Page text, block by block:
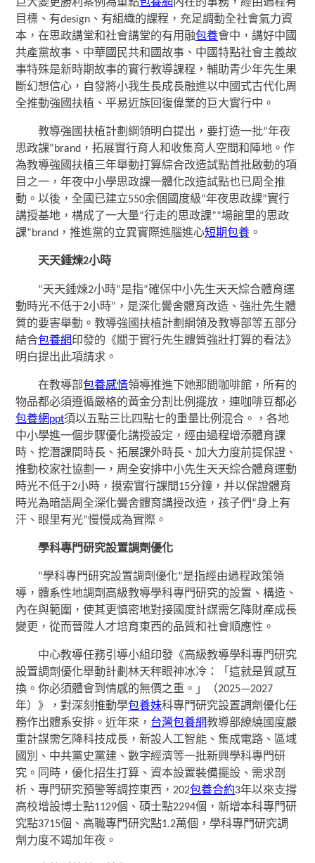
巨大變更勝利案例為重點包養網 內在的事務，經由過程有
目標、有design、有組織的課程，充足調動全社會氣力資
本，在思政講堂和社會講堂的有用融包養會中，講好中國
共產黨故事、中華國民共和國故事、中國特點社會主義故
事特殊是新時期故事的實行教導課程，輔助青少年先生果
斷幻想信心，自發將小我生長成長融進以中國式古代化周
全推動強國扶植、平易近族回復偉業的巨大實行中。
教導強國扶植計劃綱領明白提出，要打造一批“年夜
思政課”brand，拓展實行育人和收集育人空間和陣地。作
為教導強國扶植三年舉動打算綜合改造試點首批啟動的項
目之一，年夜中小學思政課一體化改造試點也已周全推
動。以後，全國已建立550余個國度級“年夜思政課”實行
講授基地，構成了一大量“行走的思政課”“場館里的思政
課”brand，推進黨的立異實際進腦進心短期包養 。
天天錘煉2小時
“天天錘煉2小時”是指“確保中小先生天天綜合體育運
動時光不低于2小時”，是深化黌舍體育改造、強壯先生體
質的要害舉動。教導強國扶植計劃綱領及教導部等五部分
結合包養網印發的《關于實行先生體質強壯打算的看法》
明白提出此項請求。
在教導部包養感情領導推進下她那間咖啡館，所有的
物品都必須遵循嚴格的黃金分割比例擺放，連咖啡豆都必
包養網ppt須以五點三比四點七的重量比例混合。，各地
中小學進一個步驟優化講授設定，經由過程增添體育課
時、挖潛課間時長、拓展課外時長、加大力度前提保證、
推動校家社協劃一，周全安排中小先生天天綜合體育運動
時光不低于2小時，摸索實行課間15分鐘，并以保證體育
時光為暗語周全深化黌舍體育講授改造，孩子們“身上有
汗、眼里有光”慢慢成為實際。
學科專門研究設置調劑優化
“學科專門研究設置調劑優化”是指經由過程政策領
導，體系性地調劑高級教導學科專門研究的設置、構造、
內在與範圍，使其更慎密地對接國度計謀需乞降財產成長
變更，從而晉陞人才培育東西的品質和社會順應性。
中心教導任務引導小組印發《高級教導學科專門研究
設置調劑優化舉動計劃林天秤眼神冰冷：「這就是質感互
換。你必須體會到情感的無價之重。」（2025—2027
年）》，對深刻推動學包養妹科專門研究設置調劑優化任
務作出體系安排。近年來， 台灣包養網教導部繚繞國度嚴
重計謀需乞降科技成長，新設人工智能、集成電路、區域
國別、中共黨史黨建、數字經濟等一批新興學科專門研
究。同時，優化招生打算、資本設置裝備擺設、需求剖
析、專門研究預警等調控東西，202包養合約3年以來支撐
高校增設博士點1129個、碩士點2294個，新增本科專門研
究點3715個、高職專門研究點1.2萬個，學科專門研究調
劑力度不竭加年夜。